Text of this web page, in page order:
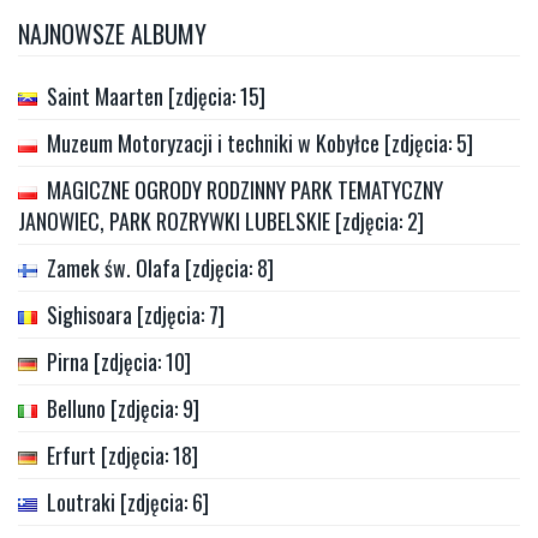
NAJNOWSZE ALBUMY
Saint Maarten [zdjęcia: 15]
Muzeum Motoryzacji i techniki w Kobyłce [zdjęcia: 5]
MAGICZNE OGRODY RODZINNY PARK TEMATYCZNY
JANOWIEC, PARK ROZRYWKI LUBELSKIE [zdjęcia: 2]
Zamek św. Olafa [zdjęcia: 8]
Sighisoara [zdjęcia: 7]
Pirna [zdjęcia: 10]
Belluno [zdjęcia: 9]
Erfurt [zdjęcia: 18]
Loutraki [zdjęcia: 6]